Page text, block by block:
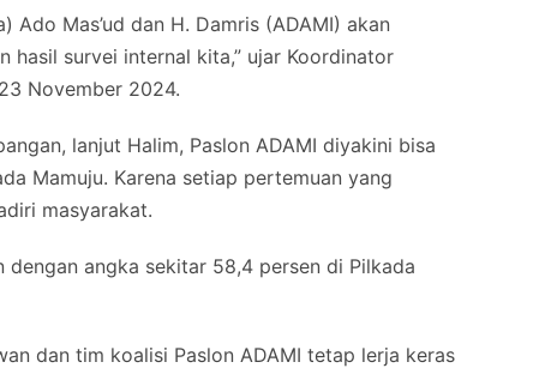
Mas’ud dan H. Damris (ADAMI) akan
hasil survei internal kita,” ujar Koordinator
November 2024.
lanjut Halim, Paslon ADAMI diyakini bisa
Mamuju. Karena setiap pertemuan yang
masyarakat.
dengan angka sekitar 58,4 persen di Pilkada
dan tim koalisi Paslon ADAMI tetap lerja keras